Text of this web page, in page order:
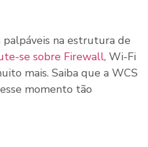
palpáveis na estrutura de
se sobre Firewall, Wi-Fi
mais. Saiba que a WCS
momento tão